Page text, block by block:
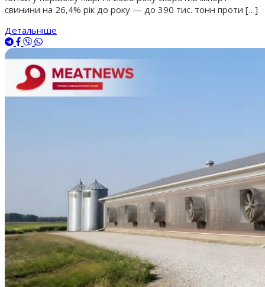
свинини на 26,4% рік до року — до 390 тис. тонн проти […]
Детальніше